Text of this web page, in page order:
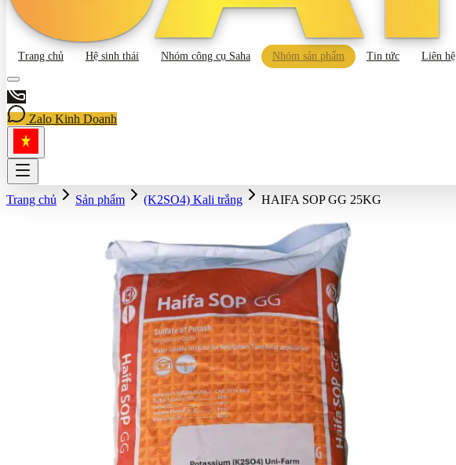
Trang chủ Hệ sinh thái Nhóm công cụ Saha Nhóm sản phẩm Tin tức Liên hệ
Zalo Kinh Doanh
Trang chủ Sản phẩm (K2SO4) Kali trắng HAIFA SOP GG 25KG